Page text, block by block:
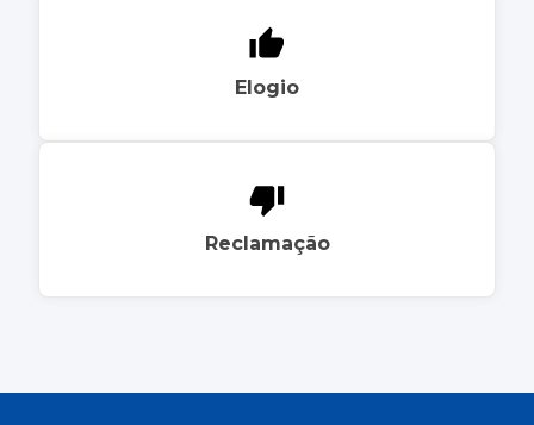
Elogio
Reclamação